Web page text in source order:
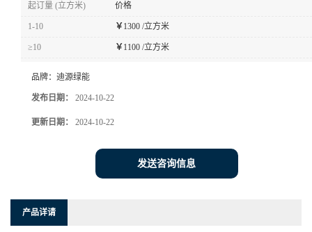
起订量 (立方米) 价格
1-10 ￥ 1300 /立方米
≥10 ￥ 1100 /立方米
品牌： 迪源绿能
发布日期： 2024-10-22
更新日期： 2024-10-22
发送咨询信息
产品详请